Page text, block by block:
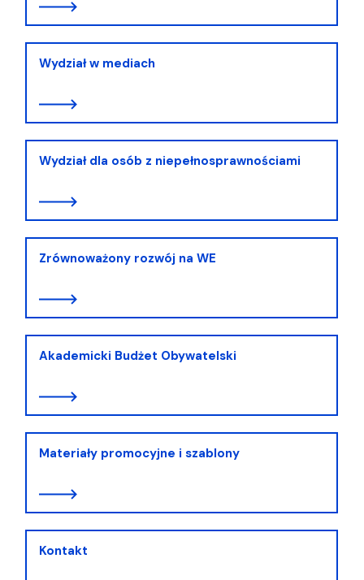
Wydział w mediach
Wydział dla osób z niepełnosprawnościami
Zrównoważony rozwój na WE
Akademicki Budżet Obywatelski
Materiały promocyjne i szablony
Kontakt